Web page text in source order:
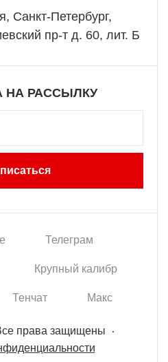
Санкт-Петербург,
пр-т д. 60, лит. Б
НА РАССЫЛКУ
Телеграм
Крупный калибр
Тенчат Макс
права защищены